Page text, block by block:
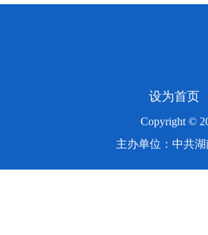
设为首页
Copyright ©
主办单位：中共